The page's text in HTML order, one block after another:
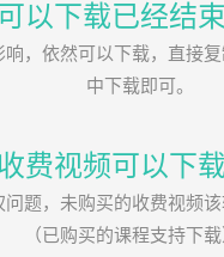
以下载已经结束
响，依然可以下载，直接
中下载即可。
费视频可以下载
问题，未购买的收费视频
（已购买的课程支持下载